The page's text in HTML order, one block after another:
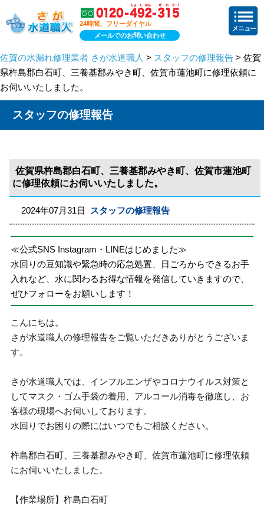
24時間、フリーダイヤル
メールでのお問い合わせ
佐賀の水漏れ修理業者 さが水道職人 > スタッフの修理報告 > 佐賀
県杵島郡白石町、三養基郡みやき町、佐賀市蓮池町に修理依頼に
お伺いいたしました。
スタッフの修理報告
佐賀県杵島郡白石町、三養基郡みやき町、佐賀市蓮池町
に修理依頼にお伺いいたしました。
2024年07月31日 スタッフの修理報告
≪公式SNS Instagram・LINEはじめました≫
水回りの豆知識や緊急時の応急処置、日ごろからできるお手
入れなど、水に関わるお得な情報を発信していきますので、
ぜひフォローをお願いします！
こんにちは。
さが水道職人の修理報告をご覧いただきありがとうございま
す。
さが水道職人では、インフルエンザやコロナウイルス対策と
してマスク・ゴム手袋の着用、アルコール消毒を徹底し、お
客様の現場へお伺いしております。
水回りでお困りの際にはいつでもご相談ください。
杵島郡白石町、三養基郡みやき町、佐賀市蓮池町に修理依頼
にお伺いいたしました。
【作業場所】杵島白石町